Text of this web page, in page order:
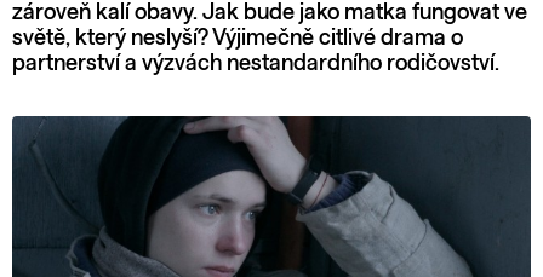
zároveň kalí obavy. Jak bude jako matka fungovat ve
světě, který neslyší? Výjimečně citlivé drama o
partnerství a výzvách nestandardního rodičovství.